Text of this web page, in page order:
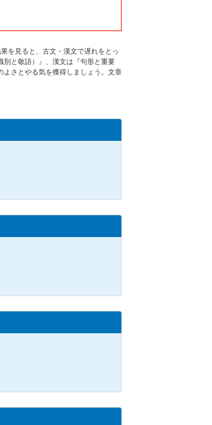
を見ると、古文・漢文で遅れをとっ
別と敬語）』、漢文は『句形と重要
さとやる気を獲得しましょう。文章